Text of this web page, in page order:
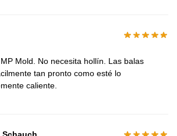
Mold. No necesita hollín. Las balas
tan pronto como esté lo
caliente.
Schauch